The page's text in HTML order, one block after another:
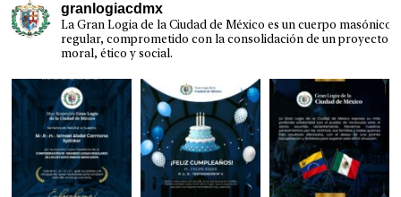
granlogiacdmx
La Gran Logia de la Ciudad de México es un cuerpo masónico
regular, comprometido con la consolidación de un proyecto
moral, ético y social.